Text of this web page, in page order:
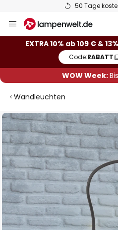
50 Tage
Inhalt
springen
EXTRA 10% ab 109 € &
Code:RABATT
WOW Week:
Wandleuchten
Zum
Ende
der
Bildgalerie
springen